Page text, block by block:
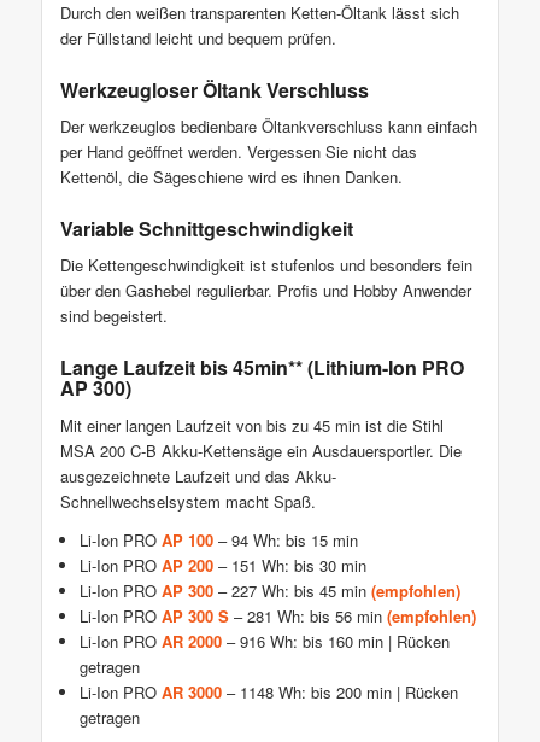
Durch den weißen transparenten Ketten-Öltank lässt sich
der Füllstand leicht und bequem prüfen.
Werkzeugloser Öltank Verschluss
Der werkzeuglos bedienbare Öltankverschluss kann einfach
per Hand geöffnet werden. Vergessen Sie nicht das
Kettenöl, die Sägeschiene wird es ihnen Danken.
Variable Schnittgeschwindigkeit
Die Kettengeschwindigkeit ist stufenlos und besonders fein
über den Gashebel regulierbar. Profis und Hobby Anwender
sind begeistert.
Lange Laufzeit bis 45min** (Lithium-Ion PRO
AP 300)
Mit einer langen Laufzeit von bis zu 45 min ist die Stihl
MSA 200 C-B Akku-Kettensäge ein Ausdauersportler. Die
ausgezeichnete Laufzeit und das Akku-
Schnellwechselsystem macht Spaß.
Li-Ion PROAP 100 – 94 Wh: bis 15 min
Li-Ion PROAP 200 – 151 Wh: bis 30 min
Li-Ion PROAP 300 – 227 Wh: bis 45 min(empfohlen)
Li-Ion PROAP 300 S – 281 Wh: bis 56 min(empfohlen)
Li-Ion PROAR 2000 – 916 Wh: bis 160 min | Rücken
getragen
Li-Ion PROAR 3000 – 1148 Wh: bis 200 min | Rücken
getragen